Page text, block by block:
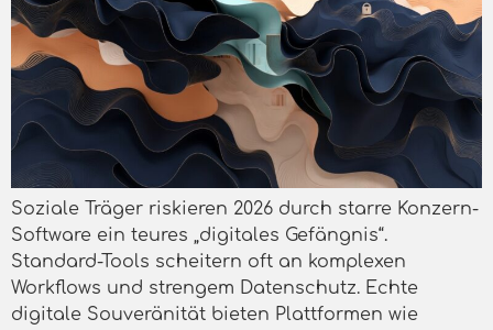
Soziale Träger riskieren 2026 durch starre Konzern-
Software ein teures „digitales Gefängnis“.
Standard-Tools scheitern oft an komplexen
Workflows und strengem Datenschutz. Echte
digitale Souveränität bieten Plattformen wie